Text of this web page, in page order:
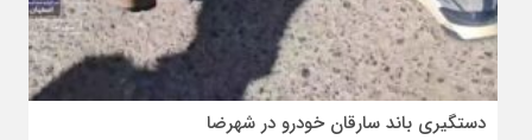
دستگیری باند سارقان خودرو در شهرضا